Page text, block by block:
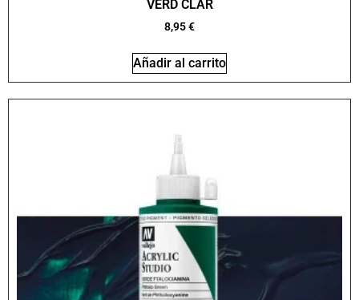
VERD CLAR
8,95€
Añadir al carrito